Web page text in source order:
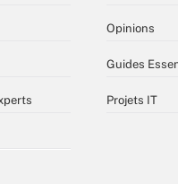
Opinions
Guides
Projets IT